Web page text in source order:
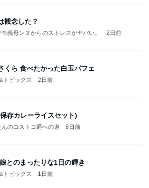
観念した？
モ義母ンヌからのストレスがヤバい。 2日前
くら 食べたかった白玉パフェ
トピックス 2日前
存カレーライスセット)
んのコストコ通への道 8日前
とのまったりな1日の輝き
トピックス 1日前